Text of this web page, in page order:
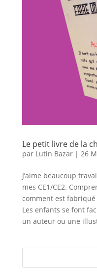
Le petit livre de la
par Lutin Bazar| 26
J’aime beaucoup
mes CE1/CE2.
comment est fabriqué
Les enfants se font
un auteur ou une